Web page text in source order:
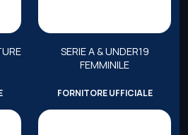
SERIE A & UNDER19
FEMMINILE
FORNITORE UFFICIALE